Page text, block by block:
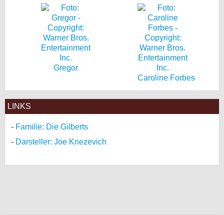
Gregor
Caroline Forbes
LINKS
Familie: Die Gilberts
Darsteller: Joe Knezevich